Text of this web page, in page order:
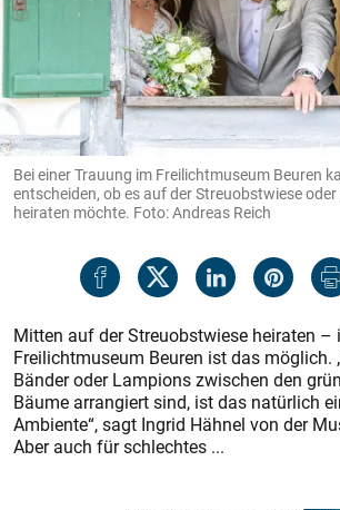
Bei einer Trauung im Freilichtmuseum Beuren
entscheiden, ob es auf der Streuobstwiese
heiraten möchte. Foto: Andreas Reich
Mitten auf der Streuobstwiese heiraten –
Freilichtmuseum Beu­ren ist das möglich.
Bänder oder Lampions zwischen den
Bäume arrangiert sind, ist das natürlich
Ambiente“, sagt Ingrid Hähnel von der
Aber auch für schlechtes ...